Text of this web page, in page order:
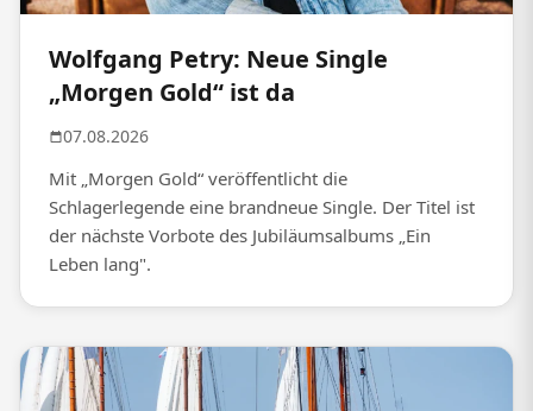
Wolfgang Petry: Neue Single
„Morgen Gold“ ist da
07.08.2026
Mit „Morgen Gold“ veröffentlicht die
Schlagerlegende eine brandneue Single. Der Titel ist
der nächste Vorbote des Jubiläumsalbums „Ein
Leben lang".